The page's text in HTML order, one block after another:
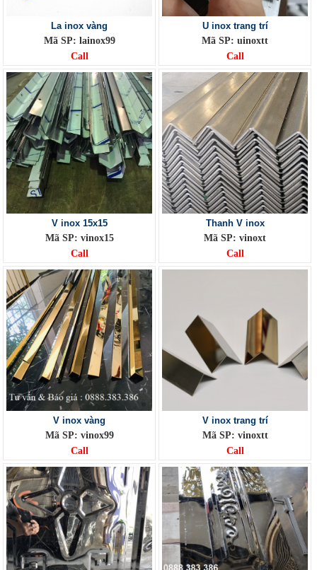
La inox vàng
Mã SP: lainox99
Call
U inox trang trí
Mã SP: uinoxtt
Call
V inox 15x15
Mã SP: vinox15
Call
Thanh V inox
Mã SP: vinoxt
Call
V inox vàng
Mã SP: vinox99
Call
V inox trang trí
Mã SP: vinoxtt
Call